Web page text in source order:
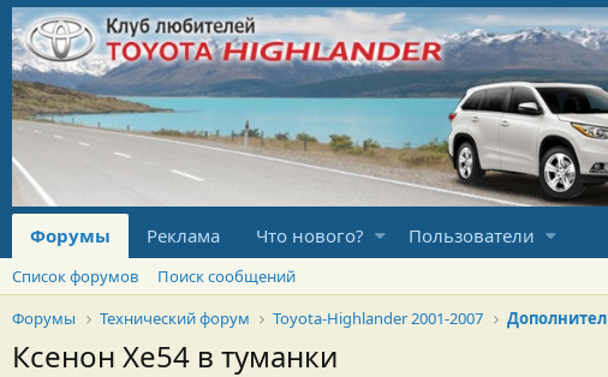
Форумы Реклама Что нового? Пользователи
Список форумов
Поиск сообщений
Форумы
Технический форум Toyota-Highlander 2001-2007
Ксенон Xe54 в туманки